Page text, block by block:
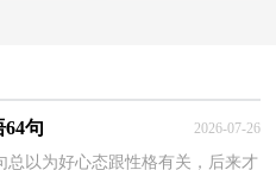
句 2026-07-26
总以为好心态跟性格有关，后来才